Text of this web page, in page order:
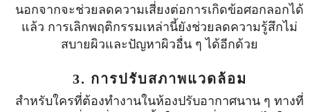
นอกจากจะช่วยลดความเสี่ยงต่อการเกิดข้อศอกลอกได้
แล้ว การเลิกพฤติกรรมเหล่านี้ยังช่วยลดความรู้สึกไม่
สบายผิวและปัญหาผิวอื่น ๆ ได้อีกด้วย
3. การปรับสภาพแวดล้อม
สำหรับใครที่ต้องทำงานในห้องปรับอากาศนาน ๆ ทางที่